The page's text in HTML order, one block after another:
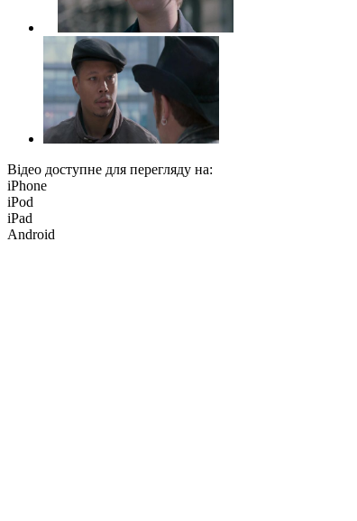
Відео доступне для перегляду на:
iPhone
iPod
iPad
Android